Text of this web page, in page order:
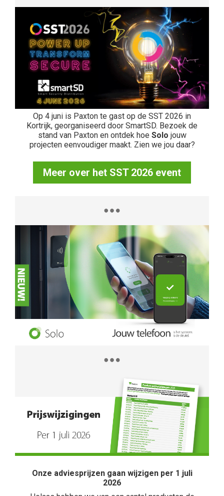
Op 4 juni is Paxton te gast op de SST 2026 in
Kortrijk, georganiseerd door SmartSD. Bezoek de
stand van Paxton en ontdek hoe Solo jouw
projecten eenvoudiger maakt. Zien we jou daar?
Meer over het SST 2026 event
Onze adviesprijzen gaan wijzigen per 1 juli
2026